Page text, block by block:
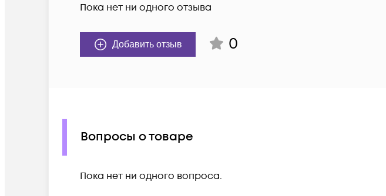
Пока нет ни одного отзыва
Добавить отзыв 0
Вопросы о товаре
Пока нет ни одного вопроса.